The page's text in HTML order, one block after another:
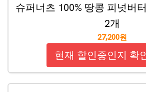
슈퍼너츠 100% 땅콩 피넛버
2개
27,200원
현재 할인중인지 확